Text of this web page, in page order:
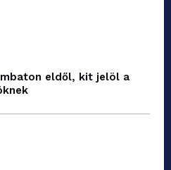
eldől, kit jelöl a